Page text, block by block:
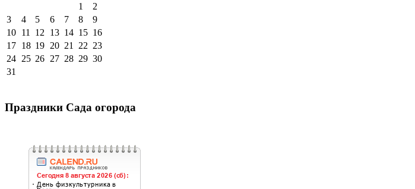
1
2
3
4 5 6 7 8
9
10 11 12 13 14 15 16
17 18 19 20 21 22 23
24 25 26 27 28 29 30
31
Праздники Сада огорода